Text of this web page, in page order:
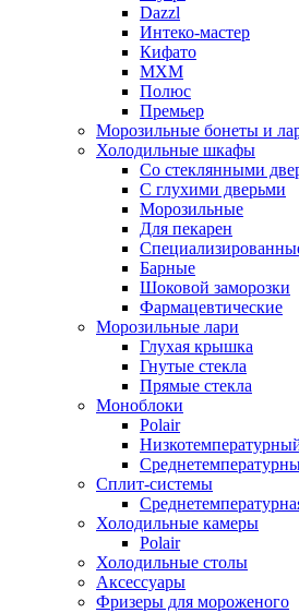
Dazzl
Интеко-мастер
Кифато
МХМ
Полюс
Премьер
Морозильные бонеты и
Холодильные шкафы
Со стеклянными
С глухими дверьми
Морозильные
Для пекарен
Барные
Шоковой заморозки
Фармацевтические
Морозильные лари
Глухая крышка
Гнутые стекла
Прямые стекла
Моноблоки
Polair
Сплит-системы
Холодильные камеры
Polair
Холодильные столы
Аксессуары
Фризеры для мороженого